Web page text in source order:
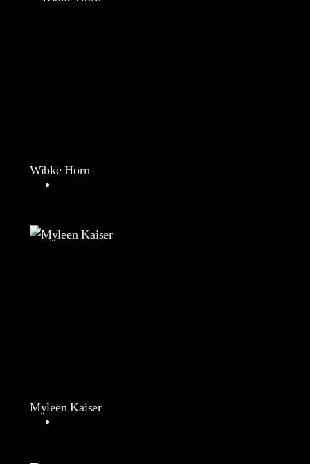
Wibke Horn
Myleen Kaiser